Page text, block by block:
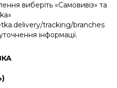
виберіть «Самовивіз» та
tracking/branches
інформації.